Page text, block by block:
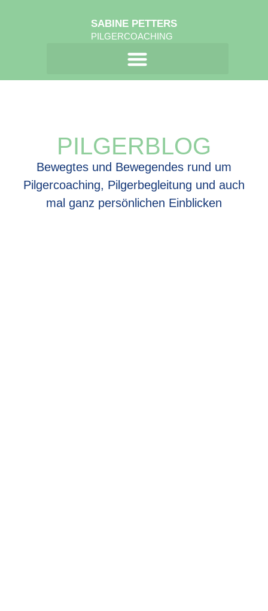
SABINE PETTERS
PILGERCOACHING
PILGERBLOG
Bewegtes und Bewegendes rund um
Pilgercoaching, Pilgerbegleitung und auch
mal ganz persönlichen Einblicken